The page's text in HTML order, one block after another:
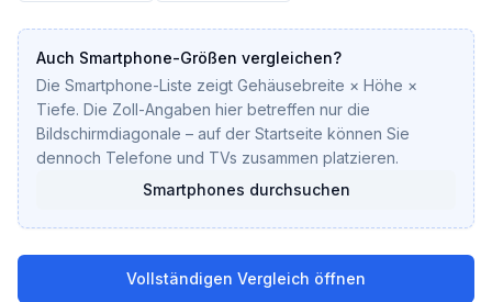
Auch Smartphone-Größen vergleichen?
Die Smartphone-Liste zeigt Gehäusebreite × Höhe ×
Tiefe. Die Zoll-Angaben hier betreffen nur die
Bildschirmdiagonale – auf der Startseite können Sie
dennoch Telefone und TVs zusammen platzieren.
Smartphones durchsuchen
Vollständigen Vergleich öffnen